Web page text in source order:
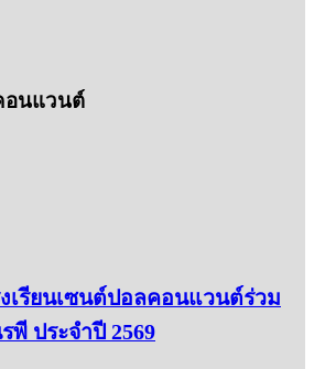
อนแวนต์
เรียนเซนต์ปอลคอนแวนต์ร่วม
พี ประจำปี 2569